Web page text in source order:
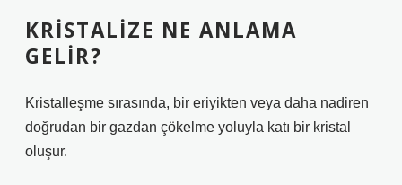
KRISTALIZE NE ANLAMA
GELIR?
Kristalleşme sırasında, bir eriyikten veya daha nadiren
doğrudan bir gazdan çökelme yoluyla katı bir kristal
oluşur.